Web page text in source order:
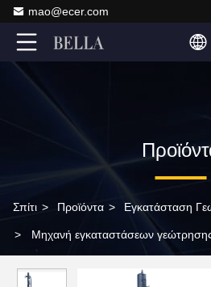
mao@ecer.com
Σπίτι > Προϊόντα > Εγκατάσταση
> Μηχανή εγκαταστάσεων